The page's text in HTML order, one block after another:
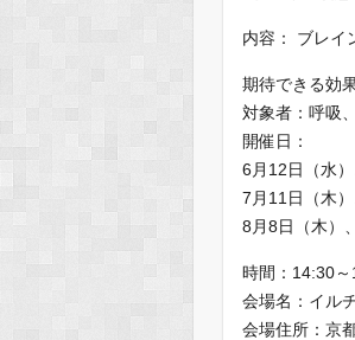
内容： ブレイ
期待できる効
対象者：呼吸
開催日：
6月12日（水
7月11日（木
8月8日（木）
時間：14:30
会場名：イル
会場住所：京